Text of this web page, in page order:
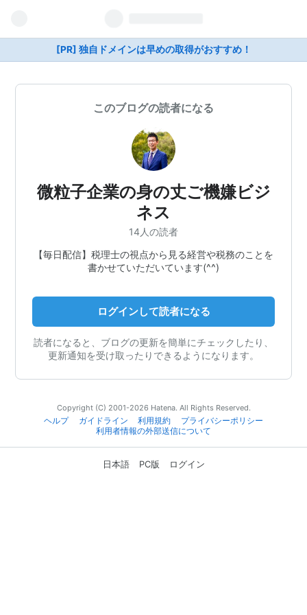
[PR] 独自ドメインは早めの取得がおすすめ！
このブログの読者になる
微粒子企業の身の丈ご機嫌ビジ
ネス
14人の読者
【毎日配信】税理士の視点から見る経営や税務のことを
書かせていただいています(^^)
ログインして読者になる
読者になると、ブログの更新を簡単にチェックしたり、
更新通知を受け取ったりできるようになります。
Copyright (C) 2001-2026 Hatena. All Rights Reserved.
ヘルプ
ガイドライン 利用規約
プライバシーポリシー
利用者情報の外部送信について
日本語 PC版 ログイン